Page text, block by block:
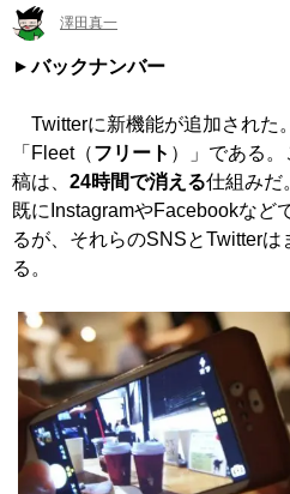
澤田真一
バックナンバー
Twitterに新機能が追加された
「Fleet（フリート ）」である
稿は、 24時間で消える仕組みだ
既にInstagramやFacebookなど
るが、それらのSNSとTwitterは
る。